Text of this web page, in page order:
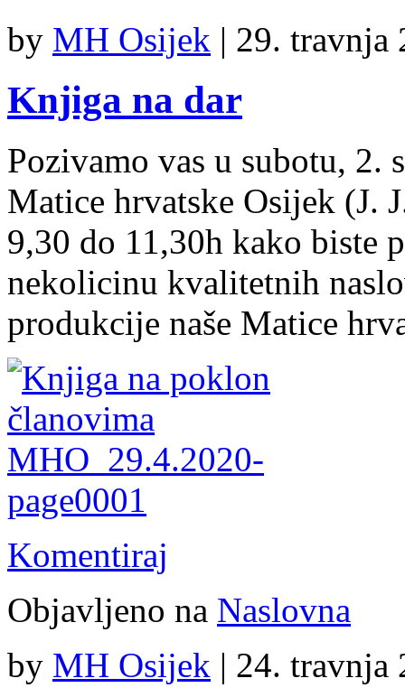
by MH Osijek | 29. travnja
Knjiga na dar
Pozivamo vas u subotu, 2.
Matice hrvatske Osijek (J.
9,30 do 11,30h kako biste
nekolicinu kvalitetnih
produkcije naše Matice
Komentiraj
Objavljeno na Naslovna
by MH Osijek | 24. travnja